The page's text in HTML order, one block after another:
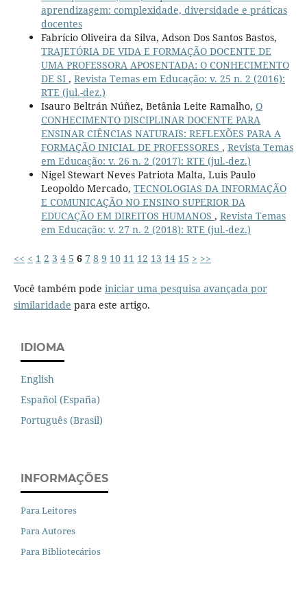
aprendizagem: complexidade, diversidade e práticas
docentes
Fabrício Oliveira da Silva, Adson Dos Santos Bastos,
TRAJETÓRIA DE VIDA E FORMAÇÃO DOCENTE DE
UMA PROFESSORA APOSENTADA: O CONHECIMENTO
DE SI , Revista Temas em Educação: v. 25 n. 2 (2016):
RTE (jul.-dez.)
Isauro Beltrán Núñez, Betânia Leite Ramalho, O
CONHECIMENTO DISCIPLINAR DOCENTE PARA
ENSINAR CIÊNCIAS NATURAIS: REFLEXÕES PARA A
FORMAÇÃO INICIAL DE PROFESSORES , Revista Temas
em Educação: v. 26 n. 2 (2017): RTE (jul.-dez.)
Nigel Stewart Neves Patriota Malta, Luis Paulo
Leopoldo Mercado, TECNOLOGIAS DA INFORMAÇÃO
E COMUNICAÇÃO NO ENSINO SUPERIOR DA
EDUCAÇÃO EM DIREITOS HUMANOS , Revista Temas
em Educação: v. 27 n. 2 (2018): RTE (jul.-dez.)
<< < 1 2 3 4 5 6 7 8 9 10 11 12 13 14 15 > >>
Você também pode iniciar uma pesquisa avançada por
similaridade para este artigo.
IDIOMA
English
Español (España)
Português (Brasil)
INFORMAÇÕES
Para Leitores
Para Autores
Para Bibliotecários